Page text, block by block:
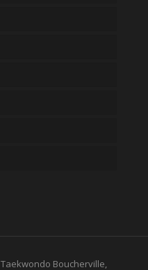
Boucherville,